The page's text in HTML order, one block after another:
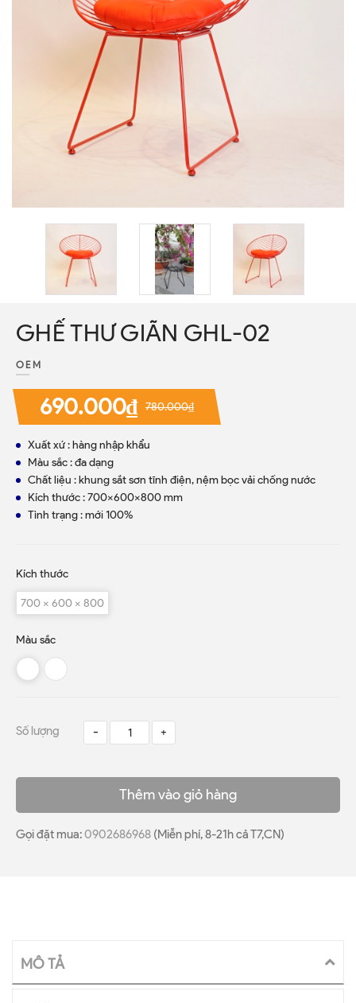
GHẾ THƯ GIÃN GHL-02
OEM
690.000₫ 780.000₫
Xuất xứ : hàng nhập khẩu
Màu sắc : đa dạng
Chất liệu : khung sắt sơn tĩnh điện, nệm bọc vải chống nước
Kích thước : 700x600x800 mm
Tình trạng : mới 100%
Kích thước
700 x 600 x 800
Màu sắc
Số lượng - +
Thêm vào giỏ hàng
Gọi đặt mua:0902686968 (Miễn phí, 8-21h cả T7,CN)
MÔ TẢ